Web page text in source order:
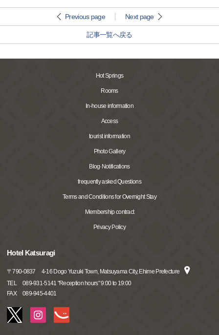
Previous page Next page
記事一覧へ戻る
Hot Springs
Rooms
In-house information
Access
tourist information
Photo Gallery
Blog·Notifications
frequently asked Questions
Terms and Conditions for Overnight Stay
Membership contract
Privacy Policy
Hotel Katsuragi
〒790-0837
4-16 Dogo Yuzuki Town, Matsuyama City, Ehime Prefecture
TEL
089-931-5141 "Reception hours" 9:00 to 19:00
FAX
089-945-4401